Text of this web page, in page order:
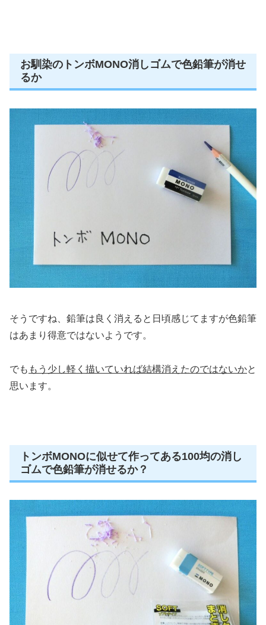
お馴染のトンボMONO消しゴムで色鉛筆が消せ
るか
そうですね、鉛筆は良く消えると日頃感じてますが色鉛筆
はあまり得意ではないようです。
でも もう少し軽く描いていれば結構消えたのではないかと
思います。
トンボMONOに似せて作ってある100均の消し
ゴムで色鉛筆が消せるか？